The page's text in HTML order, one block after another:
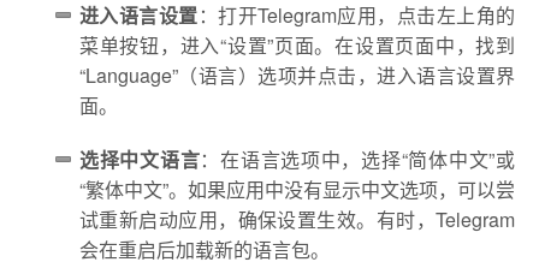
进入语言设置：打开Telegram应用，点击左上角的
菜单按钮，进入“设置”页面。在设置页面中，找到
“Language”（语言）选项并点击，进入语言设置界
面。
选择中文语言：在语言选项中，选择“简体中文”或
“繁体中文”。如果应用中没有显示中文选项，可以尝
试重新启动应用，确保设置生效。有时，Telegram
会在重启后加载新的语言包。